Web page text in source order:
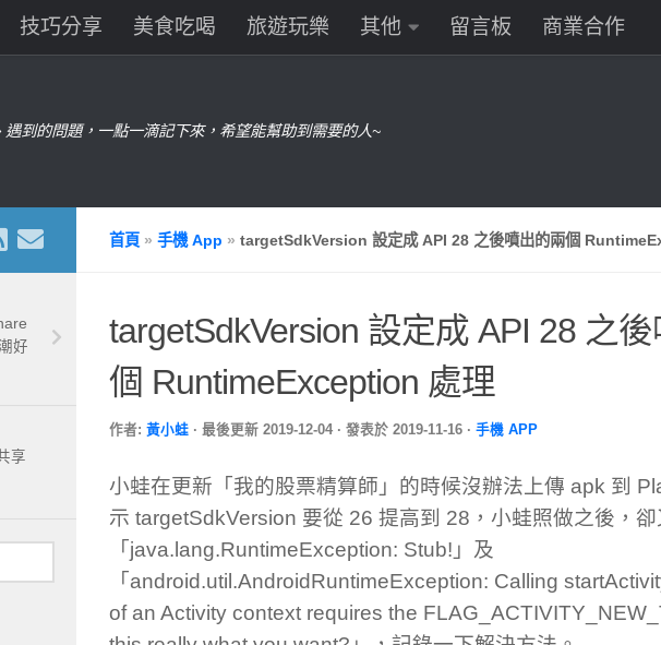
技巧分享 美食吃喝 旅遊玩樂 其他 留言板 商業合作
遇到的問題，一點一滴記下來，希望能幫助到需要的人~
首頁 » 手機 App » targetSdkVersion 設定成 API 28 之後噴出的兩個
targetSdkVersion 設定成 API 28 之
個 RuntimeException 處理
作者: 黃小蛙 · 最後更新 2019-12-04 · 發表於 2019-11-16 · 手機 APP
小蛙在更新「我的股票精算師」的時候沒辦法上傳 apk 到
示 targetSdkVersion 要從 26 提高到 28，小蛙照做之後，
「java.lang.RuntimeException: Stub!」及
「android.util.AndroidRuntimeException: Calling
of an Activity context requires the
好
享